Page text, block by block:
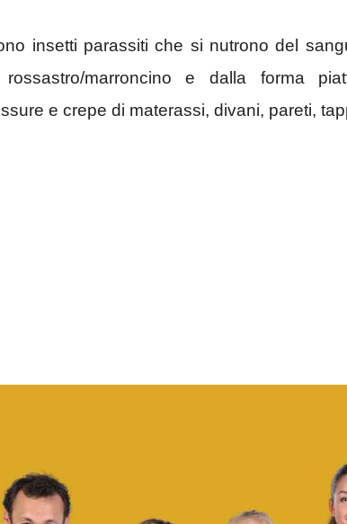
insetti parassiti che si nutrono del
marroncino e dalla forma
e crepe di materassi, divani, pareti,